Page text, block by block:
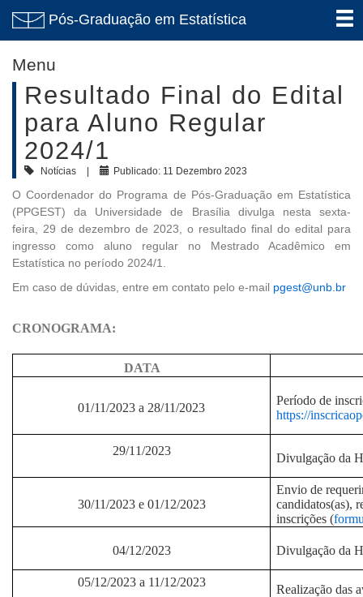
Pós-Graduação em Estatística
Menu
Resultado Final do Edital
para Aluno Regular
2024/1
Notícias Publicado: 11 Dezembro 2023
O Coordenador do Programa de Pós-Graduação em Estatística
(PPGEST) da Universidade de Brasília divulga nesta sexta-
feira, 29 de dezembro de 2023, o resultado final do edital para
ingresso como aluno regular no Mestrado Acadêmico em
Estatística no período 2024/1.
Em caso de dúvidas, entre em contato pelo e-mail pgest@unb.br
CRONOGRAMA:
DATA
01/11/2023 a 28/11/2023
Período de
https://
29/11/2023
Divulgação da
30/11/2023 e 01/12/2023
Envio de
candidatos(as),
inscrições (
04/12/2023 Divulgação da
05/12/2023 a 11/12/2023
Realização das